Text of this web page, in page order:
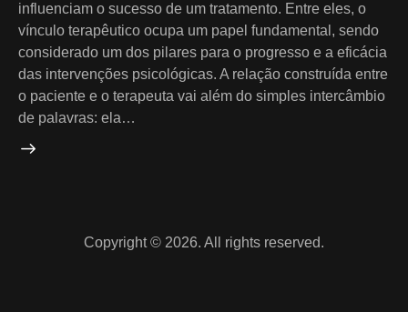
influenciam o sucesso de um tratamento. Entre eles, o
vínculo terapêutico ocupa um papel fundamental, sendo
considerado um dos pilares para o progresso e a eficácia
das intervenções psicológicas. A relação construída entre
o paciente e o terapeuta vai além do simples intercâmbio
de palavras: ela…
Copyright © 2026. All rights reserved.